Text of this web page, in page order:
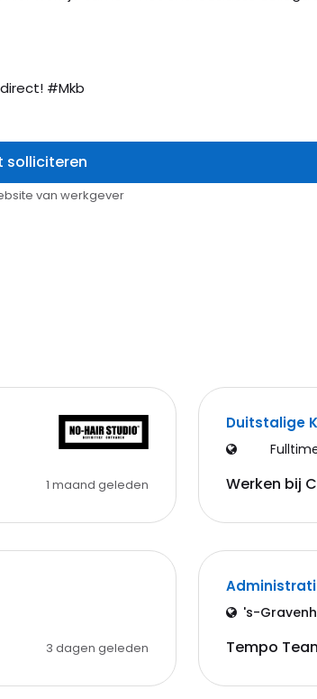
#Mkb
solliciteren
van werkgever
1 maand geleden
Duitstalige
Werken bij
3 dagen geleden
's-
Tempo